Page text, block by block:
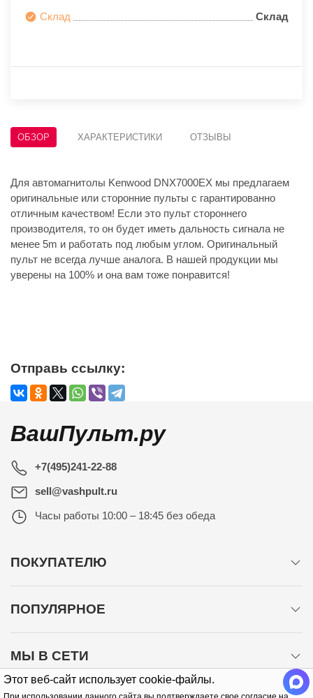
Этот веб-сайт использует cookie-файлы.
Склад Склад
ОБЗОР ХАРАКТЕРИСТИКИ ОТЗЫВЫ
Для автомагнитолы Kenwood DNX7000EX мы предлагаем
оригинальные или сторонние пульты с гарантированно
отличным качеством! Если это пульт стороннего
производителя, то он будет иметь дальность сигнала не
менее 5m и работать под любым углом. Оригинальный
пульт не всегда лучше аналога. В нашей продукции мы
уверены на 100% и она вам тоже понравится!
Отправь ссылку:
ВашПульт.ру
+7(495)241-22-88
sell@vashpult.ru
Часы работы 10:00 – 18:45 без обеда
ПОКУПАТЕЛЮ
ПОПУЛЯРНОЕ
МЫ В СЕТИ